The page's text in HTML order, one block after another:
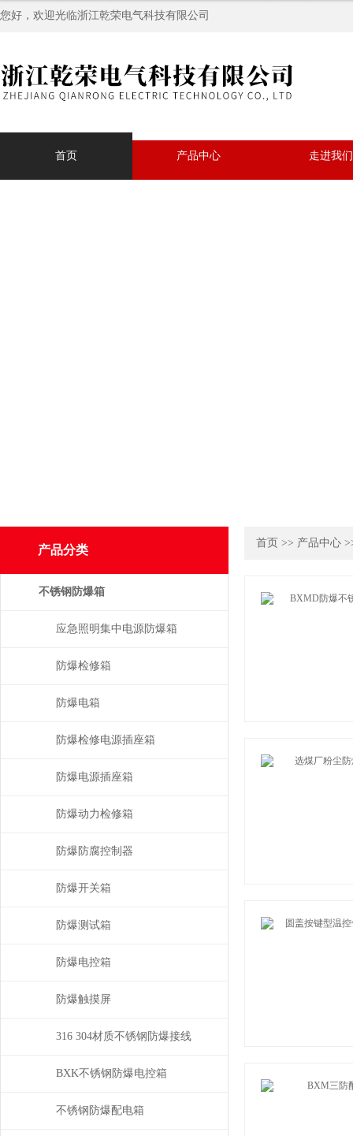
您好，欢迎光临浙江乾荣电气科技有限公司
首页 产品中心 走进我们
产品分类
不锈钢防爆箱
应急照明集中电源防爆箱
防爆检修箱
防爆电箱
防爆检修电源插座箱
防爆电源插座箱
防爆动力检修箱
防爆防腐控制器
防爆开关箱
防爆测试箱
防爆电控箱
防爆触摸屏
316 304材质不锈钢防爆接线
箱
BXK不锈钢防爆电控箱
不锈钢防爆配电箱
首页 >> 产品中心